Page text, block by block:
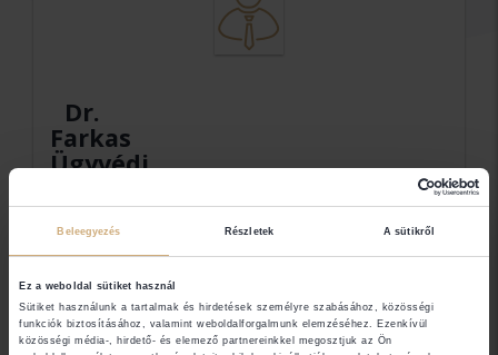
Beleegyezés Részletek A sütikről
Ez a weboldal sütiket használ
Sütiket használunk a tartalmak és hirdetések személyre szabásához, közösségi
funkciók biztosításához, valamint weboldalforgalmunk elemzéséhez. Ezenkívül
közösségi média-, hirdető- és elemező partnereinkkel megosztjuk az Ön
Dr.
Farkas
Ügyvédi
Dr. Farkas István
Elérhetőségek